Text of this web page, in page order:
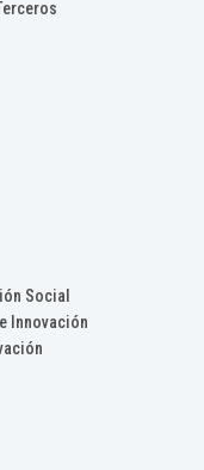
Social
Innovación